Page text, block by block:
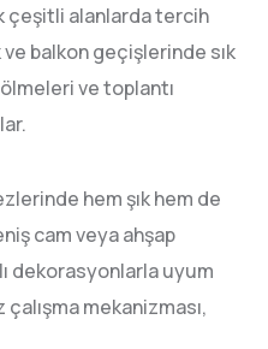
çeşitli alanlarda tercih
balkon geçişlerinde sık
ve toplantı
hem şık hem de
cam veya ahşap
dekorasyonlarla uyum
mekanizması,